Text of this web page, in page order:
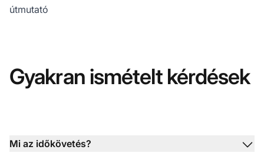
útmutató
Gyakran ismételt kérdések
Mi az időkövetés?